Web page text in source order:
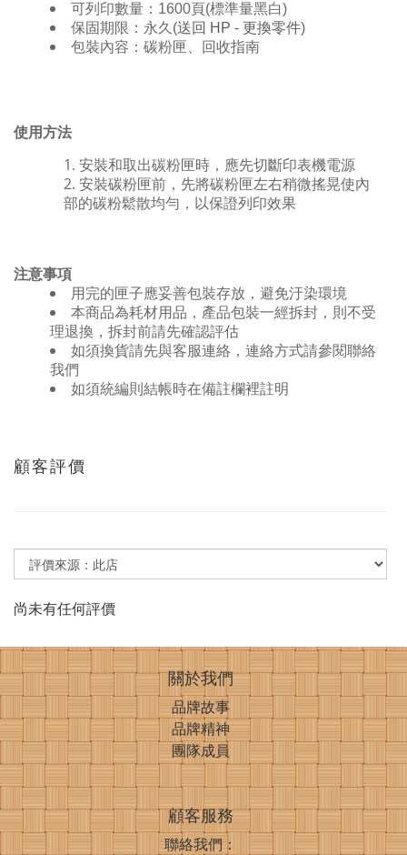
可列印數量： 1600頁(標準量黑白)
保固期限：永久 (送回 HP - 更換零件)
包裝內容：碳粉匣、回收指南
使用方法
安裝和取出碳粉匣時，應先切斷印表機電源
安裝碳粉匣前，先將碳粉匣左右稍微搖晃使內
部的碳粉鬆散均勻，以保證列印效果
注意事項
用完的匣子應妥善包裝存放，避免汙染環境
本商品為耗材用品，產品包裝一經拆封，則不受
理退換，拆封前請先確認評估
如須換貨請先與客服連絡，連絡方式請參閱聯絡
我們
如須統編則結帳時在備註欄裡註明
顧客評價
尚未有任何評價
關於我們
品牌故事
品牌精神
團隊成員
顧客服務
聯絡我們：